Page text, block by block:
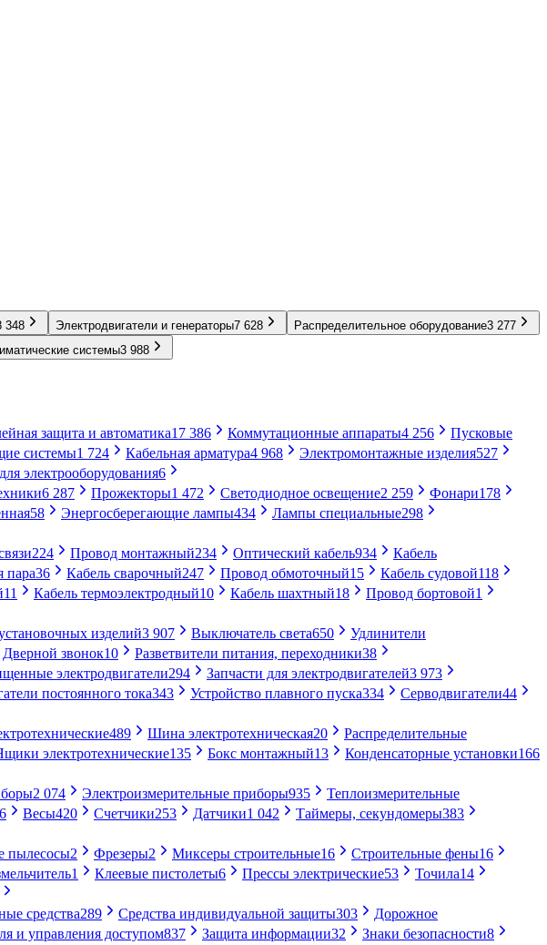
348 Электродвигатели и генераторы7 628 Распределительное оборудование3 277
системы3 988
защита и автоматика17 386 Коммутационные аппараты4 256
Пусковые
системы1 724 Кабельная арматура4 968 Электромонтажные изделия527
электрооборудования6
6 287 Прожекторы1 472 Светодиодное освещение2 259 Фонари178
58 Энергосберегающие лампы434 Лампы специальные298
224 Провод монтажный234 Оптический кабель934
Кабель
пара36 Кабель сварочный247 Провод обмоточный15 Кабель судовой118
11 Кабель термоэлектродный10 Кабель шахтный18 Провод бортовой1
изделий3 907 Выключатель света650
Удлинители
Дверной звонок10 Разветвители питания, переходники38
электродвигатели294 Запчасти для электродвигателей3 973
постоянного тока343 Устройство плавного пуска334 Серводвигатели44
489 Шина электротехническая20
Распределительные
электротехнические135 Бокс монтажный13 Конденсаторные установки166
2 074 Электроизмерительные приборы935
Теплоизмерительные
Весы420 Счетчики253 Датчики1 042 Таймеры, секундомеры383
пылесосы2 Фрезеры2 Миксеры строительные16 Строительные фены16
1 Клеевые пистолеты6 Прессы электрические53 Точила14
средства289 Средства индивидуальной защиты303
Дорожное
и управления доступом837 Защита информации32 Знаки безопасности8